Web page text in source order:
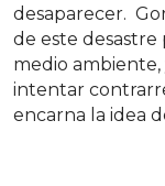
desaparecer.
de este desastre
medio ambiente,
intentar
encarna la idea